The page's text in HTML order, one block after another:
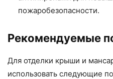
пожаробезопасности.
Рекомендуемые
Для отделки крыши и
использовать следующие